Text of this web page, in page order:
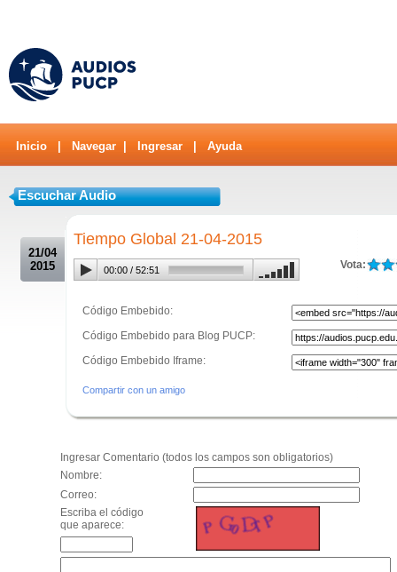
Inicio Navegar Ingresar Ayuda
Escuchar Audio
21/04
2015
Tiempo Global 21-04-2015
Vota:
00:00 / 52:51
Código Embebido:
Código Embebido para Blog PUCP:
Código Embebido Iframe:
Compartir con un amigo
Ingresar Comentario (todos los campos son obligatorios)
Nombre:
Correo:
Escriba el código
que aparece: